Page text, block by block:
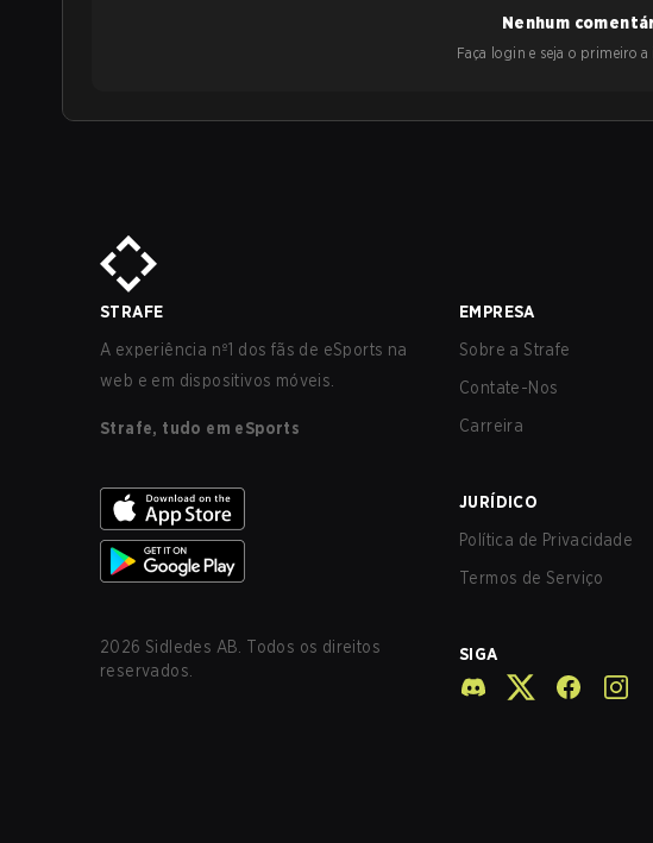
Nenhum
Faça login e seja o primeiro a
STRAFE
A experiência nº1 dos fãs de eSports na
web e em dispositivos móveis.
Strafe, tudo em eSports
2026 Sidledes AB. Todos os direitos
reservados.
EMPRESA
Sobre a Strafe
Contate-Nos
Carreira
JURÍDICO
Política de Privacidade
Termos de Serviço
SIGA